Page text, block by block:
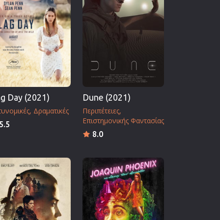
Day (2021)
Δραματικές
5.5
Dune (2021)
Περιπέτειες
Επιστημονικής Φαντασίας
8.0